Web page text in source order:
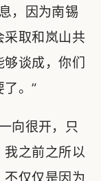
，因为南锡
采取和岚山共
谈成，你们
。”
向很开，只
我之前之所以